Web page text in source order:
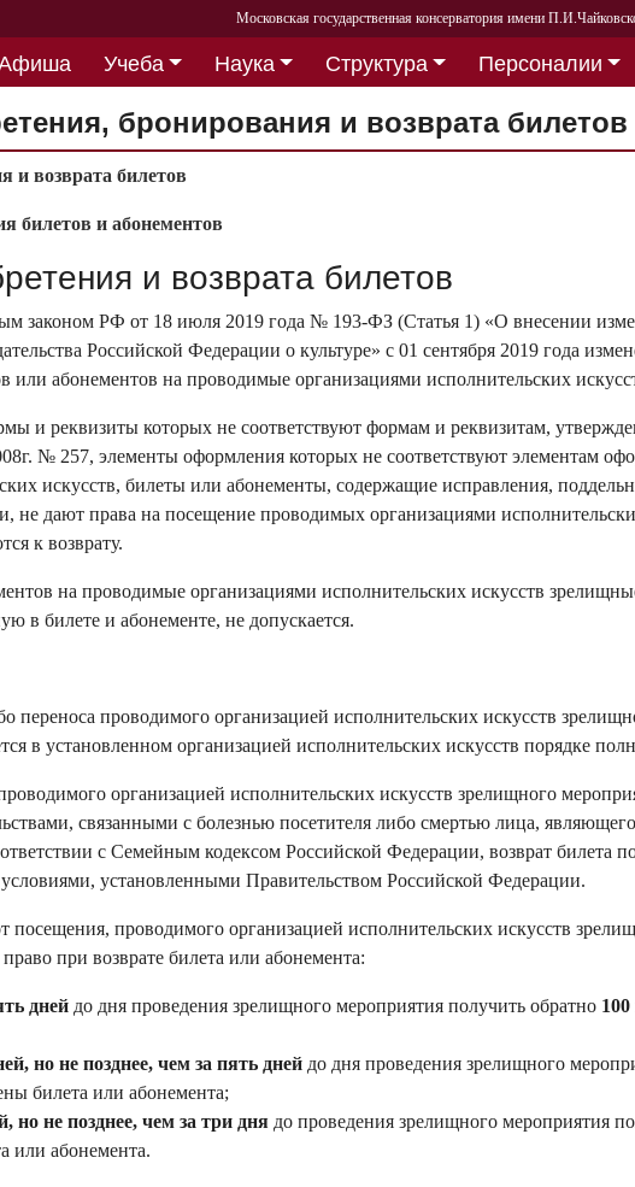
Московская государственная консерватория имени
Учеба Наука Структура Персоналии
бронирования и возврата
и возврата билетов
билетов и абонементов
и возврата билетов
законом РФ от 18 июля 2019 года № 193-ФЗ (Статья 1) «О внесении
Российской Федерации о культуре» с 01 сентября 2019 года
или абонементов на проводимые организациями исполнительских
и реквизиты которых не соответствуют формам и реквизитам,
№ 257, элементы оформления которых не соответствуют элементам
искусств, билеты или абонементы, содержащие исправления,
не дают права на посещение проводимых организациями
к возврату.
на проводимые организациями исполнительских искусств
в билете и абонементе, не допускается.
переноса проводимого организацией исполнительских искусств
в установленном организацией исполнительских искусств порядке
организацией исполнительских искусств зрелищного
связанными с болезнью посетителя либо смертью лица,
с Семейным кодексом Российской Федерации, возврат билета
установленными Правительством Российской Федерации.
посещения, проводимого организацией исполнительских искусств
при возврате билета или абонемента:
дней до дня проведения зрелищного мероприятия получить обратно
но не позднее, чем за пять дней до дня проведения зрелищного
билета или абонемента;
но не позднее, чем за три дня до проведения зрелищного мероприятия
или абонемента.